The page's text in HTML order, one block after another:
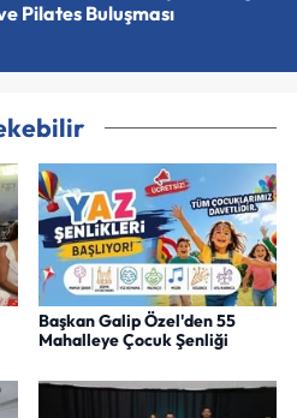
Pilates Buluşması
Başkan Galip Özel'den 55
Mahalleye Çocuk Şenliği